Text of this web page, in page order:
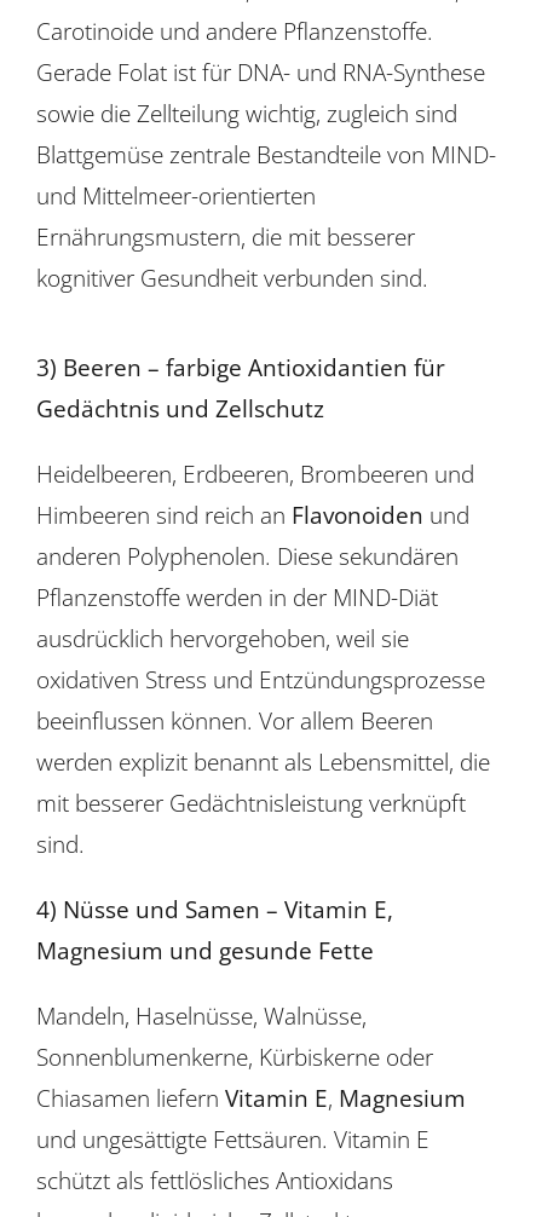
Carotinoide und andere Pflanzenstoffe.
Gerade Folat ist für DNA- und RNA-Synthese
sowie die Zellteilung wichtig, zugleich sind
Blattgemüse zentrale Bestandteile von MIND-
und Mittelmeer-orientierten
Ernährungsmustern, die mit besserer
kognitiver Gesundheit verbunden sind.
3) Beeren – farbige Antioxidantien für
Gedächtnis und Zellschutz
Heidelbeeren, Erdbeeren, Brombeeren und
Himbeeren sind reich an Flavonoiden und
anderen Polyphenolen. Diese sekundären
Pflanzenstoffe werden in der MIND-Diät
ausdrücklich hervorgehoben, weil sie
oxidativen Stress und Entzündungsprozesse
beeinflussen können. Vor allem Beeren
werden explizit benannt als Lebensmittel, die
mit besserer Gedächtnisleistung verknüpft
sind.
4) Nüsse und Samen – Vitamin E,
Magnesium und gesunde Fette
Mandeln, Haselnüsse, Walnüsse,
Sonnenblumenkerne, Kürbiskerne oder
Chiasamen liefern Vitamin E, Magnesium
und ungesättigte Fettsäuren. Vitamin E
schützt als fettlösliches Antioxidans